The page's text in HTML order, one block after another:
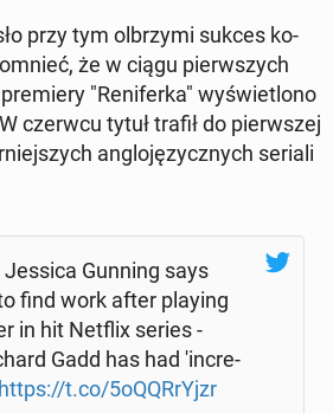
przy tym ol­brzy­mi sukces ko­
że w ciągu pierw­szych
"Re­ni­fer­ka" wy­świe­tlo­no
czerwcu tytuł trafił do pierw­szej
an­glo­ję­zycz­nych seriali
Jessica Gunning says
find work after playing
in hit Netflix series -
Gadd has had 'in­cre­
https://t.co/5oQQR­rYjzr